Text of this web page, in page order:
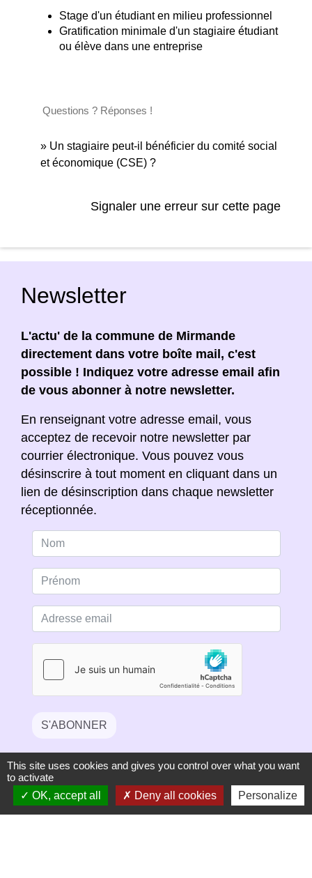
Stage d'un étudiant en milieu professionnel
Gratification minimale d'un stagiaire étudiant
ou élève dans une entreprise
Questions ? Réponses !
Un stagiaire peut-il bénéficier du comité social
et économique (CSE) ?
Signaler une erreur sur cette page
Newsletter
L'actu' de la commune de Mirmande
directement dans votre boîte mail, c'est
possible ! Indiquez votre adresse email afin
de vous abonner à notre newsletter.
En renseignant votre adresse email, vous
acceptez de recevoir notre newsletter par
courrier électronique. Vous pouvez vous
désinscrire à tout moment en cliquant dans un
lien de désinscription dans chaque newsletter
réceptionnée.
S'ABONNER
This site uses cookies and gives you control over what you want
to activate
OK, accept all
Deny all cookies Personalize